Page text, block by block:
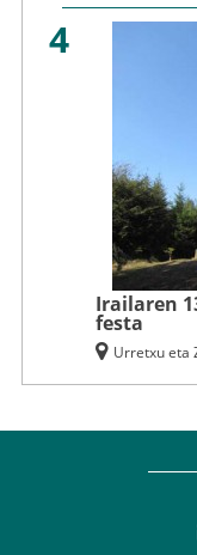
4
Irailaren
festa
Urretxu eta